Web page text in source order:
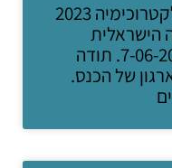
כנס החברה הישראלית לאלקטרוכימיה 2023
הישראלית
לאלקטרוכימיה בטכניון 7-06-2023. תודה
של הכנס.